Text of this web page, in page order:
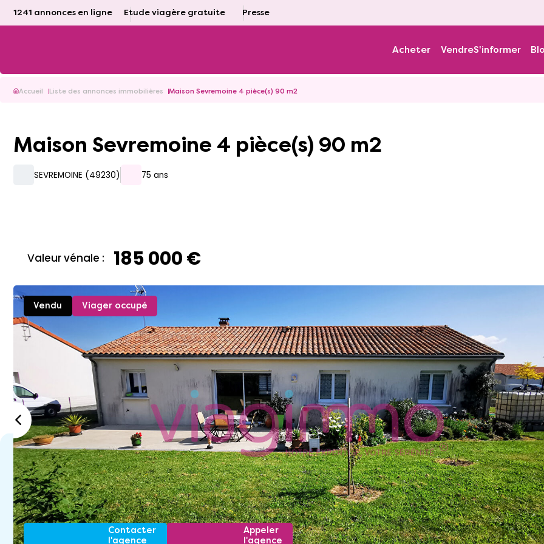
1241 annonces en ligne Etude viagère gratuite Presse
Acheter VendreS'informer
Accueil Liste des annonces immobilières Maison Sevremoine 4 pièce(s) 90 m2
Maison Sevremoine 4 pièce(s) 90 m2
SEVREMOINE (49230) 75 ans
Valeur vénale : 185 000 €
Vendu Viager occupé
Contacter
l'agence
Appeler
l'agence